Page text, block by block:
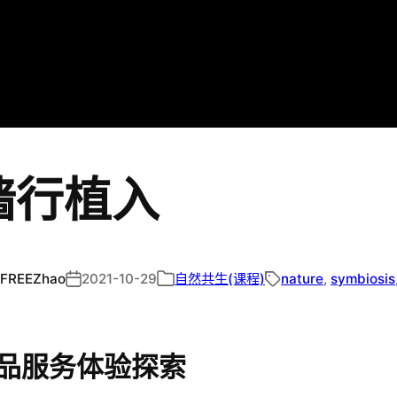
行植入
FREEZhao 2021-10-29 自然共生(课程) nature, symbiosis,
服务体验探索